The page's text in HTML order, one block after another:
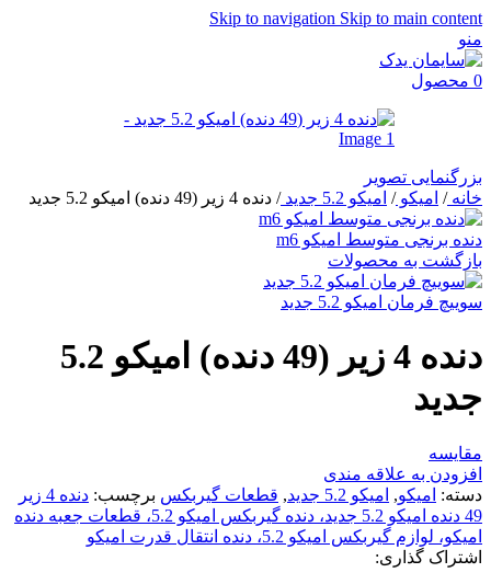
Skip to navigation Skip to main content
منو
0 محصول
بزرگنمایی تصویر
خانه/ امیکو/ امیکو 5.2 جدید / دنده 4 زیر (49 دنده) امیکو 5.2 جدید
دنده برنجی متوسط امیکو m6
بازگشت به محصولات
سوییچ فرمان امیکو 5.2 جدید
دنده 4 زیر (49 دنده) امیکو 5.2
جدید
مقایسه
افزودن به علاقه مندی
دسته: امیکو, امیکو 5.2 جدید , قطعات گیربکس برچسب:
دنده 4 زیر
49 دنده امیکو 5.2 جدید، دنده گیربکس امیکو 5.2، قطعات جعبه دنده
امیکو، لوازم گیربکس امیکو 5.2، دنده انتقال قدرت امیکو
اشتراک گذاری: